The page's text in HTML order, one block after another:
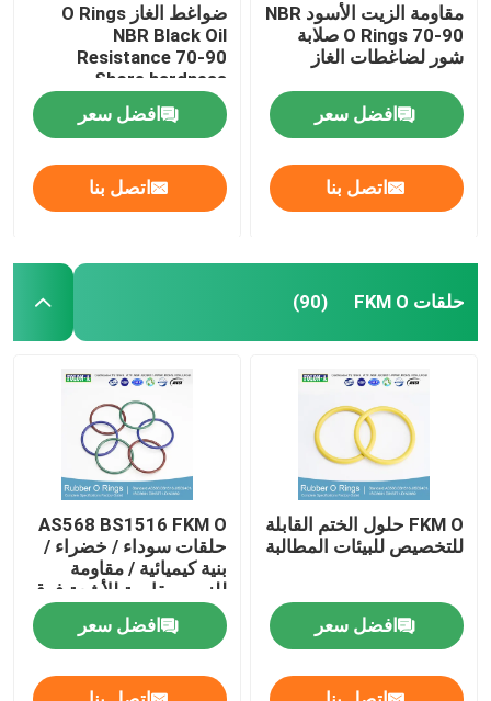
مقاومة الزيت الأسود NBR
O Rings 70-90 صلابة
شور لضاغطات الغاز
افضل سعر
اتصل بنا
ضواغط الغاز O Rings
NBR Black Oil
Resistance 70-90
Shore hardness
افضل سعر
اتصل بنا
حلقات FKM O (90)
FKM O حلول الختم القابلة
للتخصيص للبيئات المطالبة
افضل سعر
AS568 BS1516 FKM O
حلقات سوداء / خضراء /
بنية كيميائية / مقاومة
للزيت مقاومة للأشعة فوق
البنفسجية
افضل سعر